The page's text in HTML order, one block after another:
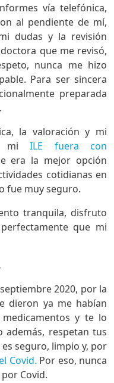
vía telefónica,
al pendiente de mí,
dudas y la revisión
que me revisó,
nunca me hizo
Para ser sincera
preparada
la valoración y mi
mi ILE fuera con
era la mejor opción
cotidianas en
fue muy seguro.
tranquila, disfruto
que mi
2020, por la
dieron ya me habían
y te lo
además, respetan tus
seguro, limpio y, por
Covid. Por eso, nunca
Covid.